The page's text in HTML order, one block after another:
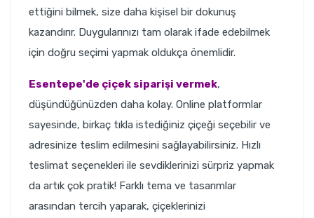
ettiğini bilmek, size daha kişisel bir dokunuş
kazandırır. Duygularınızı tam olarak ifade edebilmek
için doğru seçimi yapmak oldukça önemlidir.
Esentepe'de çiçek siparişi vermek,
düşündüğünüzden daha kolay. Online platformlar
sayesinde, birkaç tıkla istediğiniz çiçeği seçebilir ve
adresinize teslim edilmesini sağlayabilirsiniz. Hızlı
teslimat seçenekleri ile sevdiklerinizi sürpriz yapmak
da artık çok pratik! Farklı tema ve tasarımlar
arasından tercih yaparak, çiçeklerinizi